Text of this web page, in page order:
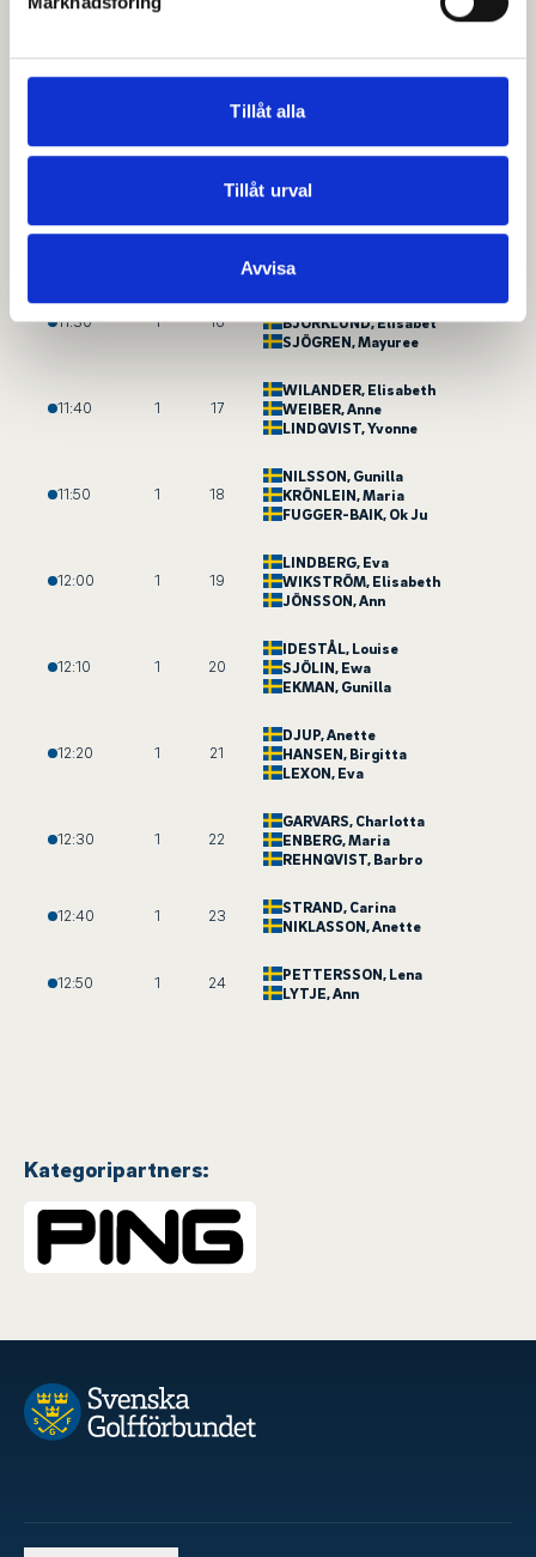
Vi använder enhetsidentifierare för att anpassa innehållet
för sociala medier och analysera vår trafik. Vi
vidarebefordrar även sådana identifierare och annan
annons- och analysföretag som vi samarbetar med.
Dessa kan i sin tur kombinera informationen med annan
Tillåt alla
Tillåt urval
Avvisa
11:00 1 13
CARLSSON, Madeleine
WAHLQVIST, Konjit
11:10 1 14
YNGDÉN, Linda
11:20 1 15
ROLOFSSON, Karin
11:30 1 16
GÖTHBERG, Marie
BJÖRKLUND, Elisabet
SJÖGREN, Mayuree
11:40 1 17
WILANDER, Elisabeth
WEIBER, Anne
LINDQVIST, Yvonne
11:50 1 18
NILSSON, Gunilla
KRÖNLEIN, Maria
FUGGER-BAIK, Ok Ju
12:00 1 19
LINDBERG, Eva
WIKSTRÖM, Elisabeth
JÖNSSON, Ann
12:10 1 20
IDESTÅL, Louise
SJÖLIN, Ewa
EKMAN, Gunilla
12:20 1 21
DJUP, Anette
HANSEN, Birgitta
LEXON, Eva
12:30 1 22
GARVARS, Charlotta
ENBERG, Maria
REHNQVIST, Barbro
12:40 1 23 STRAND, Carina
NIKLASSON, Anette
12:50 1 24 PETTERSSON, Lena
LYTJE, Ann
Kategoripartners: